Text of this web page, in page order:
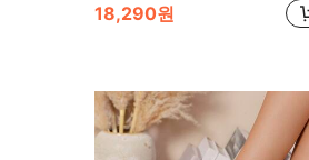
18,290원